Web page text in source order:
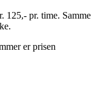
125,- pr. time. Samme
er prisen